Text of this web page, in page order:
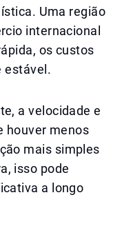
Uma região
internacional
os custos
estável.
a velocidade e
houver menos
mais simples
isso pode
a longo